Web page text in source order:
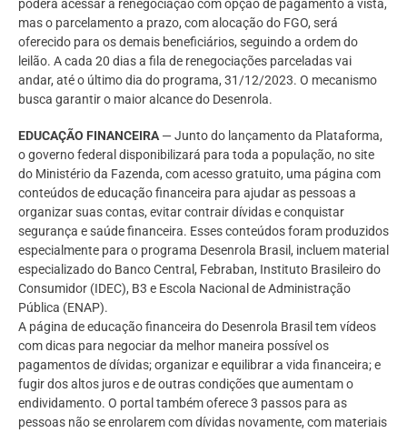
poderá acessar a renegociação com opção de pagamento à vista,
mas o parcelamento a prazo, com alocação do FGO, será
oferecido para os demais beneficiários, seguindo a ordem do
leilão. A cada 20 dias a fila de renegociações parceladas vai
andar, até o último dia do programa, 31/12/2023. O mecanismo
busca garantir o maior alcance do Desenrola.
EDUCAÇÃO FINANCEIRA— Junto do lançamento da Plataforma,
o governo federal disponibilizará para toda a população, no site
do Ministério da Fazenda, com acesso gratuito, uma página com
conteúdos de educação financeira para ajudar as pessoas a
organizar suas contas, evitar contrair dívidas e conquistar
segurança e saúde financeira. Esses conteúdos foram produzidos
especialmente para o programa Desenrola Brasil, incluem material
especializado do Banco Central, Febraban, Instituto Brasileiro do
Consumidor (IDEC), B3 e Escola Nacional de Administração
Pública (ENAP).
A página de educação financeira do Desenrola Brasil tem vídeos
com dicas para negociar da melhor maneira possível os
pagamentos de dívidas; organizar e equilibrar a vida financeira; e
fugir dos altos juros e de outras condições que aumentam o
endividamento. O portal também oferece 3 passos para as
pessoas não se enrolarem com dívidas novamente, com materiais